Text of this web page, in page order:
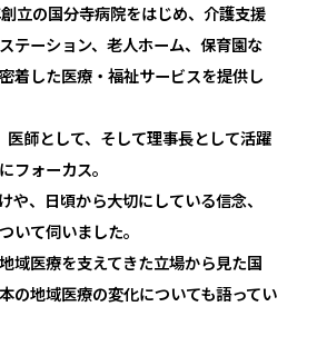
立の国分寺病院をはじめ、介護支援
テーション、老人ホーム、保育園な
着した医療・福祉サービスを提供し
医師として、そして理事長として活躍
フォーカス。
や、日頃から大切にしている信念、
いて伺いました。
域医療を支えてきた立場から見た国
の地域医療の変化についても語ってい